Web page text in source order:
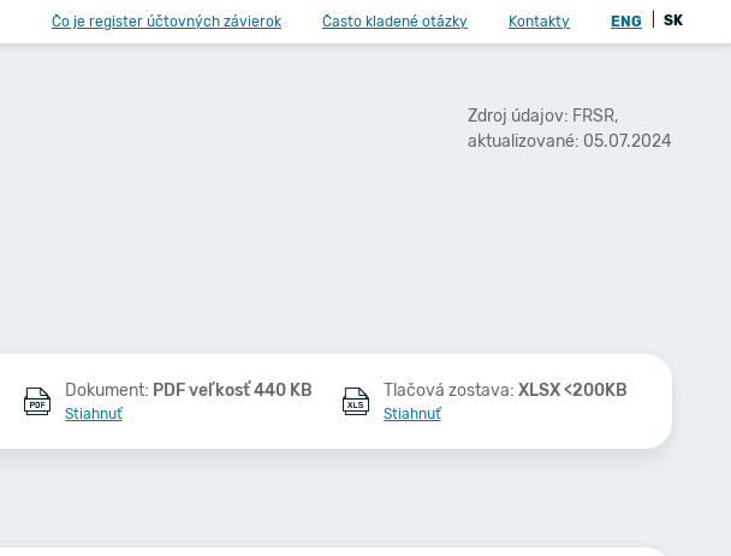
Čo je register účtovných závierok Často kladené otázky Kontakty ENG SK
Zdroj údajov: FRSR,
aktualizované: 05.07.2024
Dokument: PDF veľkosť 440 KB
Stiahnuť
Tlačová zostava:XLSX <200KB
Stiahnuť